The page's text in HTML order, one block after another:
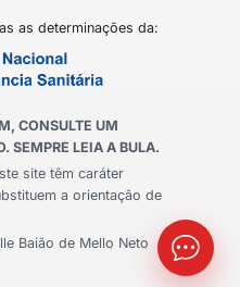
as determinações da:
CONSULTE UM
SEMPRE LEIA A BULA.
site têm caráter
a orientação de
Baião de Mello Neto